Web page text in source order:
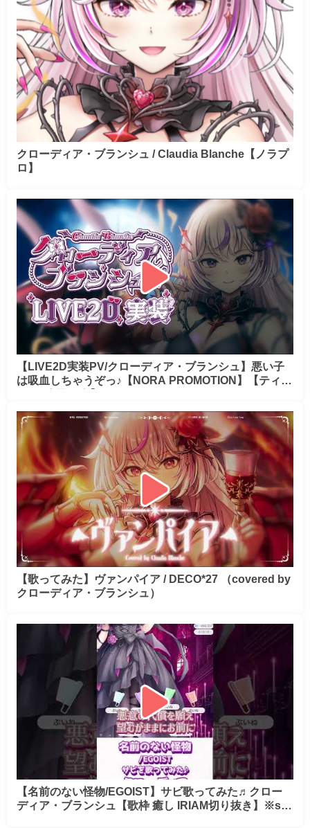
クローディア・ブランシュ / Claudia Blanche【ノラプ
ロ】
【LIVE2D実装PV/クローディア・ブランシュ】悪い子
は吸血しちゃうぞっ♪【NORA PROMOTION】【ティザ
【歌ってみた】ヴァンパイア / DECO*27 （covered by
クローディア・ブランシュ）
【名前のない怪物/EGOIST】サビ歌ってみた♬クロー
ディア・ブランシュ【歌枠 癒し IRIAM切り抜き】※sh